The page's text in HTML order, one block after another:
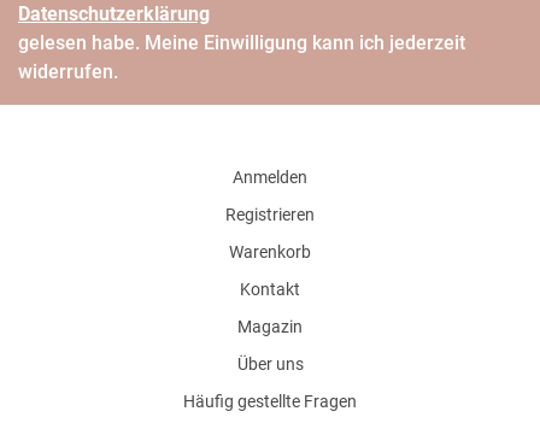
Daten­schutz­erklärung
gelesen habe. Meine Einwilligung kann ich jederzeit
widerrufen.
Anmelden
Registrieren
Warenkorb
Kontakt
Magazin
Über uns
Häufig gestellte Fragen